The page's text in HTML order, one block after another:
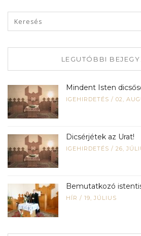
LEGUTÓBBI
Mindent Isten
IGEHIRDETÉS / 02,
Dicsérjétek az Urat!
IGEHIRDETÉS / 26,
Bemutatkozó
HÍR / 19, JÚLIUS